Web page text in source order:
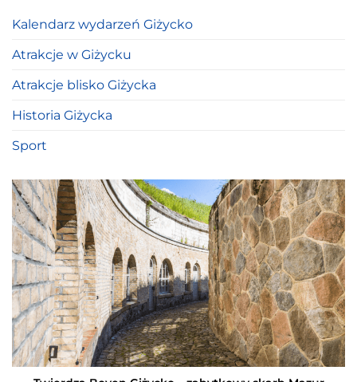
Kalendarz wydarzeń Giżycko
Atrakcje w Giżycku
Atrakcje blisko Giżycka
Historia Giżycka
Sport